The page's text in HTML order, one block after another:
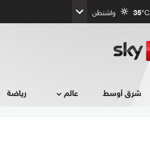
35°C واشنطن
شرق أوسط عالم رياضة